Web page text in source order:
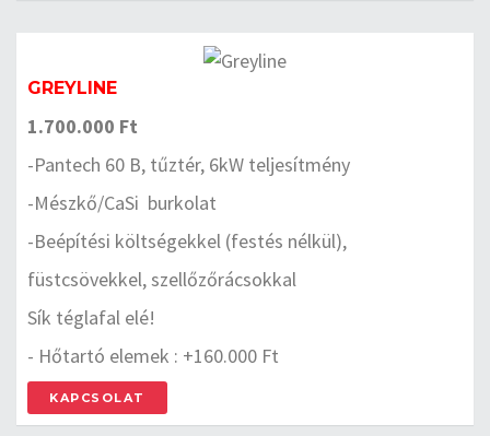
GREYLINE
1.700.000 Ft
-Pantech 60 B, tűztér, 6kW teljesítmény
-Mészkő/CaSi burkolat
-Beépítési költségekkel (festés nélkül),
füstcsövekkel, szellőzőrácsokkal
Sík téglafal elé!
- Hőtartó elemek : +160.000 Ft
KAPCSOLAT